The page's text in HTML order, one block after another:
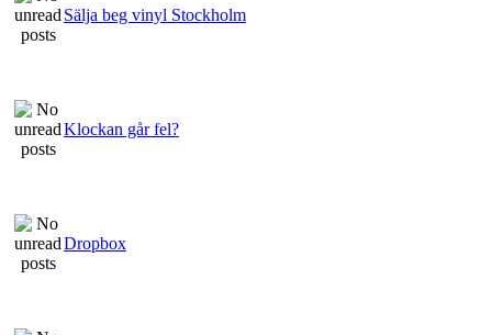
Sälja beg vinyl Stockholm
Klockan går fel?
Dropbox